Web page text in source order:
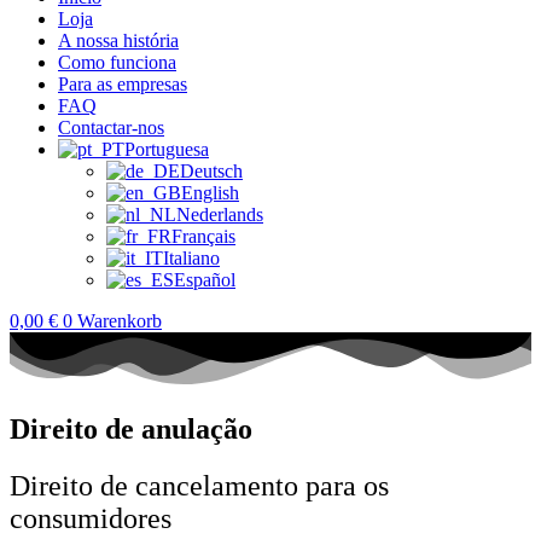
Loja
A nossa história
Como funciona
Para as empresas
FAQ
Contactar-nos
Portuguesa
Deutsch
English
Nederlands
Français
Italiano
Español
0,00 € 0 Warenkorb
Direito de anulação
Direito de cancelamento para os
consumidores